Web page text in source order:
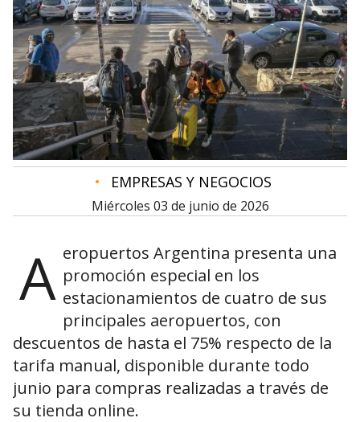
• EMPRESAS Y NEGOCIOS
miércoles 03 de junio de 2026
A eropuertos Argentina presenta una
promoción especial en los
estacionamientos de cuatro de sus
principales aeropuertos, con
descuentos de hasta el 75% respecto de la
tarifa manual, disponible durante todo
junio para compras realizadas a través de
su tienda online.